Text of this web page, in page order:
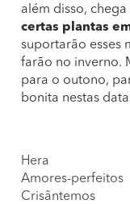
além disso, chega
certas plantas
suportarão esses
farão no inverno.
para o outono,
bonita nestas
Hera
Amores-perfeitos
Crisântemos